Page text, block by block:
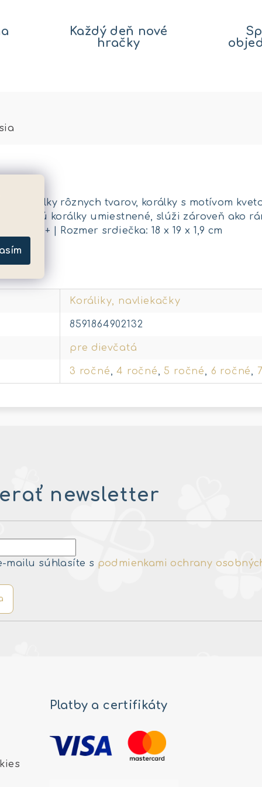
Každý deň nové
hračky
korálky rôznych tvarov, korálky s motívom
sú korálky umiestnené, slúži zároveň ako
Vek: 3+ | Rozmer srdiečka: 18 x 19 x 1,9 cm
Koráliky, navliekačky
8591864902132
pre dievčatá
3 ročné,4 ročné, 5 ročné, 6 ročné,
newsletter
mailu súhlasíte s podmienkami ochrany
Platby a certifikáty